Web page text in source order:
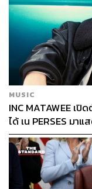
MUSIC
INC MATAWEE เปิ
ได้ เน PERSES มา